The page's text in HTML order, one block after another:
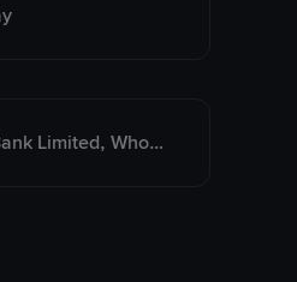
Allied Bank Limited, Wholesale Branch